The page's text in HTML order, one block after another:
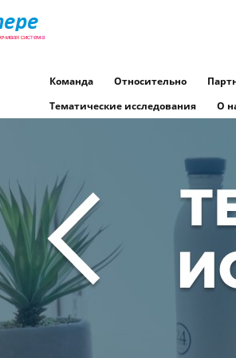
Команда Относительно
Тематические исследования
О